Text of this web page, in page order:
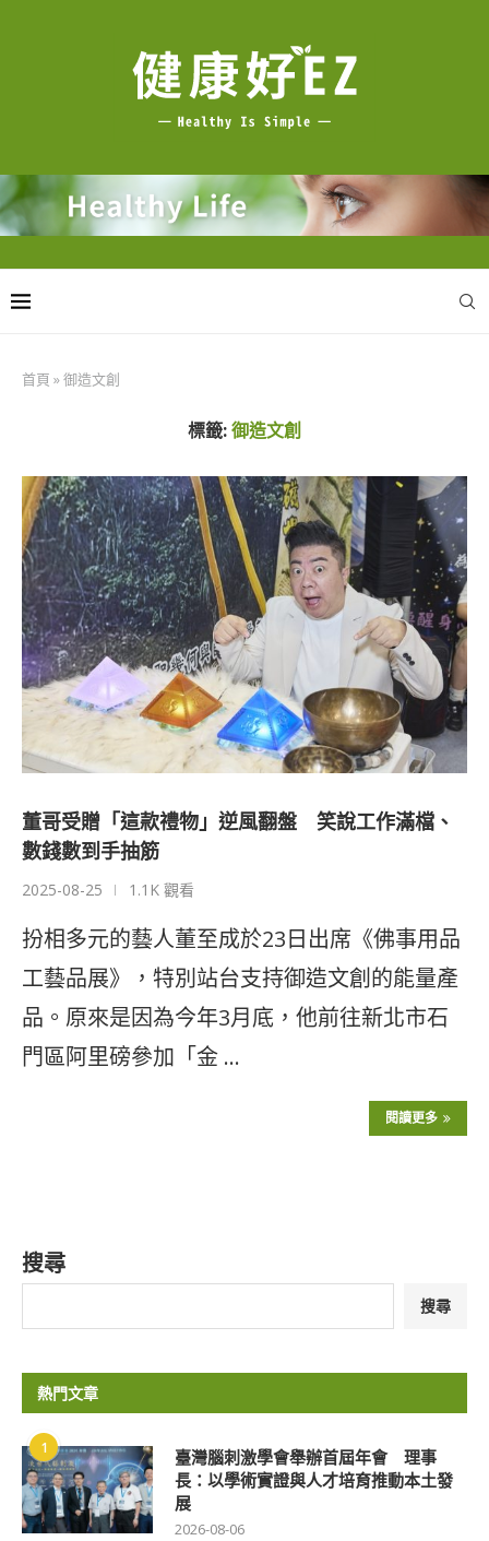
首頁 »御造文創
標籤:御造文創
董哥受贈「這款禮物」逆風翻盤 笑說工作滿檔、
數錢數到手抽筋
2025-08-25 1.1K 觀看
扮相多元的藝人董至成於23日出席《佛事用品
工藝品展》，特別站台支持御造文創的能量產
品。原來是因為今年3月底，他前往新北市石
門區阿里磅參加「金 …
閱讀更多
搜尋
搜尋
熱門文章
1
臺灣腦刺激學會舉辦首屆年會 理事
長：以學術實證與人才培育推動本土發
展
2026-08-06